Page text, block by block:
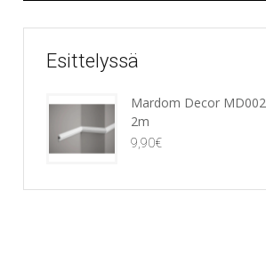
Esittelyssä
Mardom Decor
2m
9,90€